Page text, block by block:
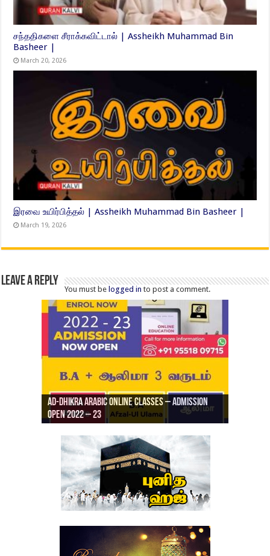
சந்ததிகளை சீராக்கவிட்டால் | Assheikh Muhammad Bin
Basheer |
March 20, 2026
இரவை உயிர்பித்தல் | Assheikh Muhammad Bin Basheer |
March 19, 2026
Leave a Reply
You must belogged in to post a comment.
Ad-Dhikra Arabic Online Classes – Admission
Open 2022 – 23
Ad-Dhikra Arabic Online Classes – BA Arabic
AD DHIKRA ARABIC COLLEGE ADMISSION
ரியாத் ஜும்ஆ தமிழாக்கம், Jamia Al Hajiri
Masjid (Kuwait Masjid), Malaz, Riyadh